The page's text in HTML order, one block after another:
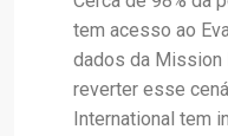
tem acesso ao
dados da Mission
reverter esse
International tem